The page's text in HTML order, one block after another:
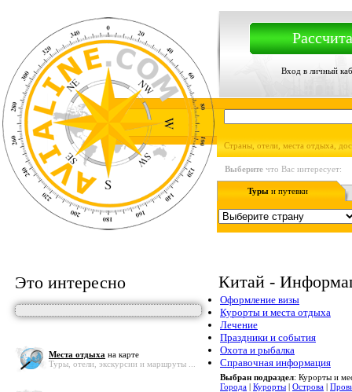
Вход в личный
Страны, отели, места отдыха,
Выберите что Вас интересует:
Туры и путевки
Это интересно
Места отдыха на карте
Туры, отели, экскурсии и маршруты ...
Китай -
Оформление визы
Курорты и места отдыха
Лечение
Праздники и события
Охота и рыбалка
Справочная информация
Выбран подраздел: Курорты и
Города | Курорты | Острова |